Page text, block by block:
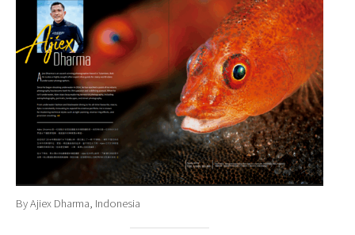
By Ajiex Dharma, Indonesia